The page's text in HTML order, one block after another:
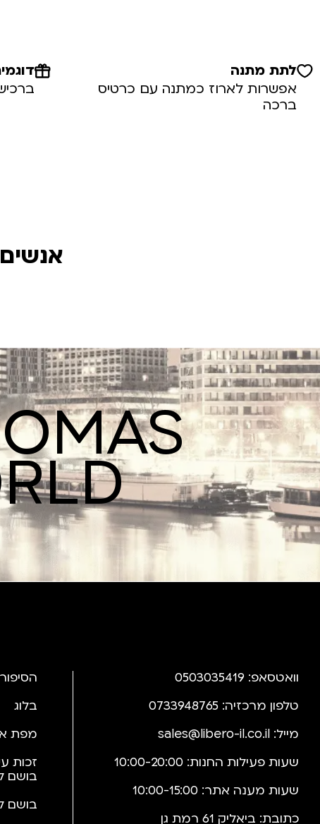
לתת מתנה
אפשרות לארוז כמתנה עם כרטיס
ברכה
וואטסאפ: 0503035419
טלפון מרכזיה: 0733948765
מייל: sales@libero-il.co.il
שעות פעילות החנות: 10:00-20:00
שעות מענה אתר: 10:00-15:00
כתובת: ביאליק 61 רמת גן
בלוג
מפת
זכות
בושם
בושם